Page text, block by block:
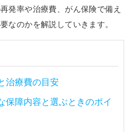
発率や治療費、がん保険で備え
なのかを解説していきます。
治療費の目安
保障内容と選ぶときのポイ